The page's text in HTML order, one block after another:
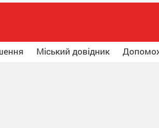
Міський довідник